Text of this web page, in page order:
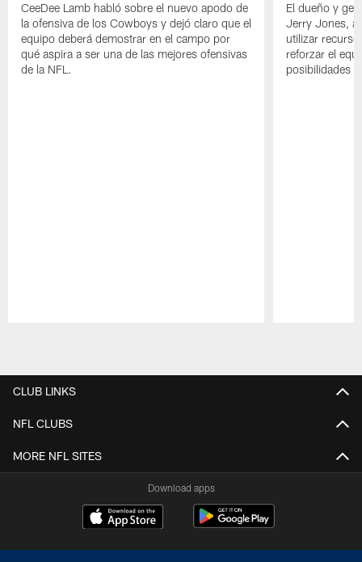
CeeDee Lamb habló sobre el nuevo apodo de
la ofensiva de los Cowboys y dejó claro que el
equipo deberá demostrar en el campo por
qué aspira a ser una de las mejores ofensivas
de la NFL.
El dueño y
Jerry Jones,
utilizar
reforzar el
posibilidades
CLUB LINKS
NFL CLUBS
MORE NFL SITES
Download apps